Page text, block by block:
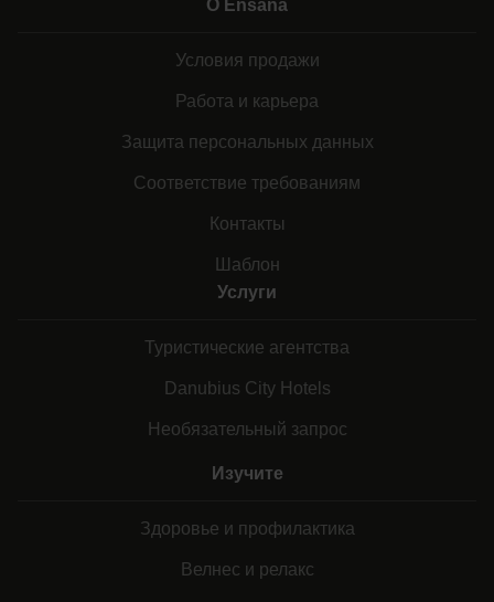
О Ensana
Условия продажи
Работа и карьера
Защита персональных данных
Соответствие требованиям
Контакты
Шаблон
Услуги
Туристические агентства
Danubius City Hotels
Необязательный запрос
Изучите
Здоровье и профилактика
Велнес и релакс